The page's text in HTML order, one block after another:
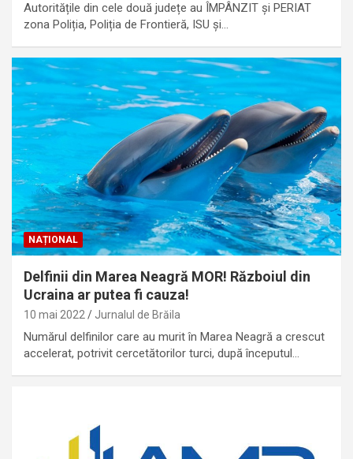
Autoritățile din cele două județe au ÎMPÂNZIT și PERIAT
zona Poliția, Poliția de Frontieră, ISU și…
NAȚIONAL
Delfinii din Marea Neagră MOR! Războiul din
Ucraina ar putea fi cauza!
10 mai 2022 Jurnalul de Brăila
Numărul delfinilor care au murit în Marea Neagră a crescut
accelerat, potrivit cercetătorilor turci, după începutul…